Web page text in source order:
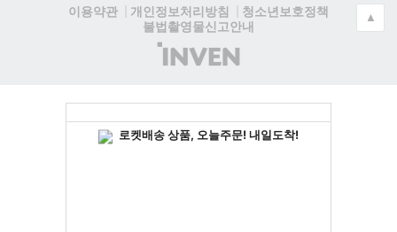
이용약관
개인정보처리방침
청소년보호정책
불법촬영물신고안내
(주)
인
▲